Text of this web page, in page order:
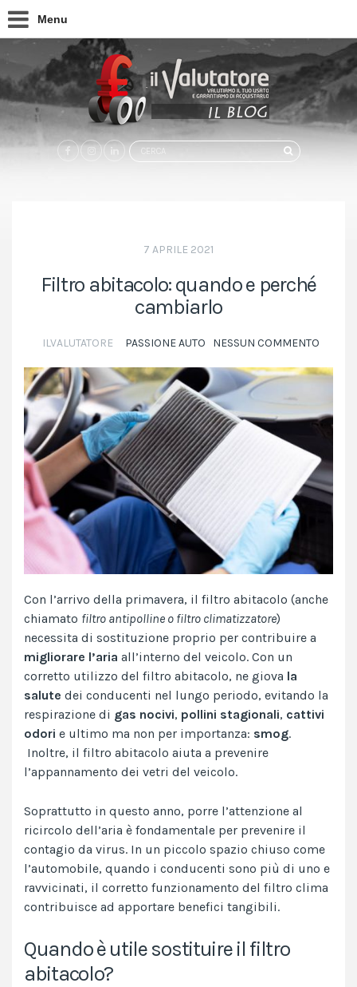
Menu
Search
CERCA
7 APRILE 2021
Filtro abitacolo: quando e perché
cambiarlo
ILVALUTATORE PASSIONE AUTO NESSUN COMMENTO
Con l’arrivo della primavera, il filtro abitacolo (anche
chiamato filtro antipolline o filtro climatizzatore)
necessita di sostituzione proprio per contribuire a
migliorare l’aria all’interno del veicolo. Con un
corretto utilizzo del filtro abitacolo, ne giova la
salute dei conducenti nel lungo periodo, evitando la
respirazione di gas nocivi, pollini stagionali, cattivi
odori e ultimo ma non per importanza: smog.
Inoltre, il filtro abitacolo aiuta a prevenire
l’appannamento dei vetri del veicolo.
Soprattutto in questo anno, porre l’attenzione al
ricircolo dell’aria è fondamentale per prevenire il
contagio da virus. In un piccolo spazio chiuso come
l’automobile, quando i conducenti sono più di uno e
ravvicinati, il corretto funzionamento del filtro clima
contribuisce ad apportare benefici tangibili.
Quando è utile sostituire il filtro
abitacolo?